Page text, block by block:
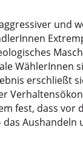
und
WählerInnen
erschließt
fest, dass vor
Aushandeln